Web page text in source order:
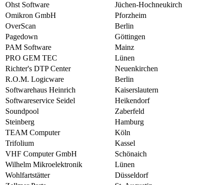
Ohst Software
Jüchen-Hochneukirch
Omikron GmbH
Pforzheim
OverScan
Berlin
Pagedown
Göttingen
PAM Software
Mainz
PRO GEM TEC
Lünen
Richter's DTP Center
Neuenkirchen
R.O.M. Logicware
Berlin
Softwarehaus Heinrich
Kaiserslautern
Softwareservice Seidel
Heikendorf
Soundpool
Zaberfeld
Steinberg
Hamburg
TEAM Computer
Köln
Trifolium
Kassel
VHF Computer GmbH
Schönaich
Wilhelm Mikroelektronik
Lünen
Wohlfartstätter
Düsseldorf